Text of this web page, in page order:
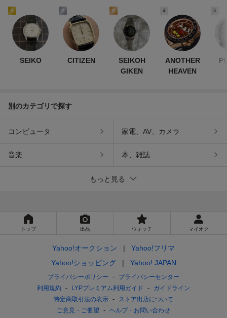
1
SEIKO
2
CITIZEN
3
SEIKOH
GIKEN
4
ANOTHER
HEAVEN
5
別のカテゴリで探す
コンピュータ 家電、AV、カメラ
音楽 本、雑誌
もっと見る
トップ 出品 ウォッチ マイオク
Yahoo!オークション
Yahoo!フリマ
Yahoo!ショッピング
Yahoo! JAPAN
プライバシーポリシー
プライバシーセンター
利用規約
LYPプレミアム利用ガイド
ガイドライン
特定商取引法の表示
ストア出店について
ご意見・ご要望
ヘルプ・お問い合わせ